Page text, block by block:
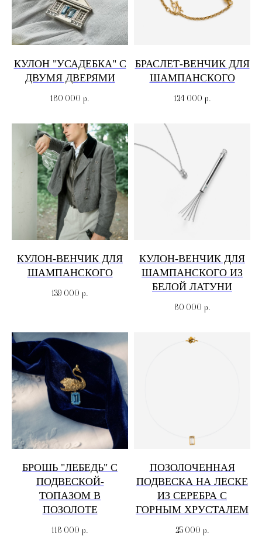
КУЛОН "УСАДЕБКА" С
ДВУМЯ ДВЕРЯМИ
180 000 р.
БРАСЛЕТ-ВЕНЧИК ДЛЯ
ШАМПАНСКОГО
124 000 р.
КУЛОН-ВЕНЧИК ДЛЯ
ШАМПАНСКОГО
139 000 р.
КУЛОН-ВЕНЧИК ДЛЯ
ШАМПАНСКОГО ИЗ
БЕЛОЙ ЛАТУНИ
80 000 р.
БРОШЬ "ЛЕБЕДЬ" С
ПОДВЕСКОЙ-
ТОПАЗОМ В
ПОЗОЛОТЕ
118 000 р.
ПОЗОЛОЧЕННАЯ
ПОДВЕСКА НА ЛЕСКЕ
ИЗ СЕРЕБРА С
ГОРНЫМ ХРУСТАЛЕМ
25 000 р.